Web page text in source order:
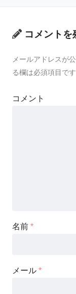
コメントを
メールアドレスが
る欄は必須項目です
コメント
名前 *
メール *